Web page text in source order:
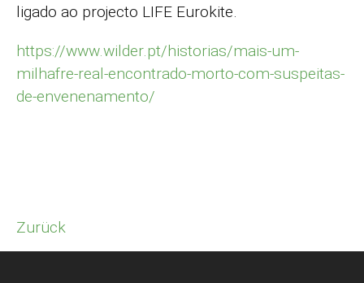
ligado ao projecto LIFE Eurokite.
https://www.wilder.pt/historias/mais-um-
milhafre-real-encontrado-morto-com-suspeitas-
de-envenenamento/
Zurück